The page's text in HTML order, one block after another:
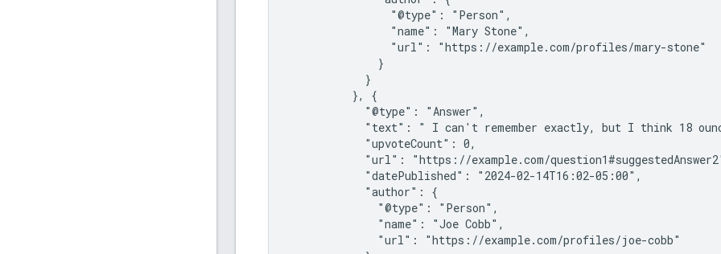
                "@type": "Person",
                "name": "Mary Stone",
                "url": "https://example.com/profiles/mary-stone"
              }
            }
          }, {
            "@type": "Answer",
"text": " I can't remember exactly, but I think 18
            "upvoteCount": 0,
"url": "https://example.com/
            "datePublished": "2024-02-14T16:02-05:00",
            "author": {
              "@type": "Person",
              "name": "Joe Cobb",
              "url": "https://example.com/profiles/joe-cobb"